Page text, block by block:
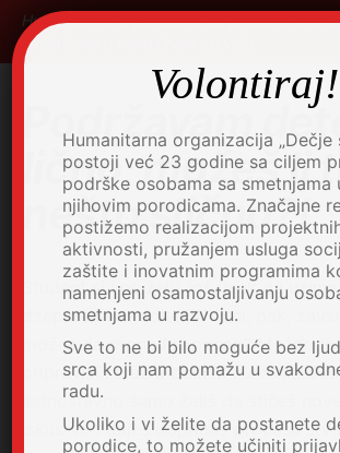
Humanitarna organizacija za pružanje
smetnjama u mentalnom razvoju.
Podržavam
lično, možeš li
nešto slično?!
Student si i ne želiš još uvek da
džeparac od roditelja? Ili si, pak,
možeš da pronađeš posao? Možda ti
pripravniči staž u oblasti
jednostavno samo želiš da stičeš nove
iskustvo i daješ doprinos procesu
Volontiraj!
Humanitarna organizacija „Dečje
postoji već 23 godine sa ciljem
podrške osobama sa smetnjama
njihovim porodicama. Značajne
postižemo realizacijom
aktivnosti, pružanjem usluga
zaštite i inovatnim programima
namenjeni osamostaljivanju
smetnjama u razvoju.
Sve to ne bi bilo moguće bez
srca koji nam pomažu u
radu.
Ukoliko i vi želite da postanete
porodice, to možete učiniti